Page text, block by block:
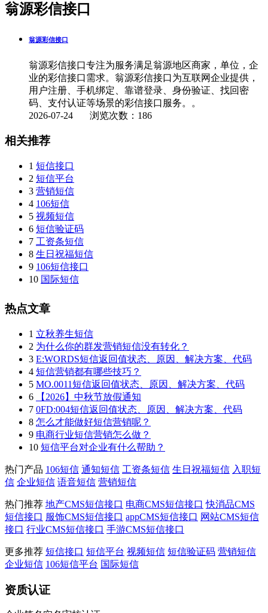
翁源彩信接口
翁源彩信接口
翁源彩信接口专注为服务满足翁源地区商家，单位，企
业的彩信接口需求。翁源彩信接口为互联网企业提供，
用户注册、手机绑定、靠谱登录、身份验证、找回密
码、支付认证等场景的彩信接口服务。。
2026-07-24 浏览次数：186
相关推荐
1 短信接口
2 短信平台
3 营销短信
4 106短信
5 视频短信
6 短信验证码
7 工资条短信
8 生日祝福短信
9 106短信接口
10 国际短信
热点文章
1 立秋养生短信
2 为什么你的群发营销短信没有转化？
3 E:WORDS短信返回值状态、原因、解决方案、代码
4 短信营销都有哪些技巧？
5 MO.0011短信返回值状态、原因、解决方案、代码
6
【2026】中秋节放假通知
7 0FD:004短信返回值状态、原因、解决方案、代码
8 怎么才能做好短信营销呢？
9 电商行业短信营销怎么做？
10 短信平台对企业有什么帮助？
热门产品 106短信 通知短信 工资条短信 生日祝福短信 入职短
信 企业短信 语音短信 营销短信
热门推荐 地产CMS短信接口 电商CMS短信接口 快消品CMS
短信接口 服饰CMS短信接口 appCMS短信接口 网站CMS短信
接口 行业CMS短信接口 手游CMS短信接口
更多推荐 短信接口 短信平台 视频短信 短信验证码 营销短信
企业短信 106短信平台 国际短信
资质认证